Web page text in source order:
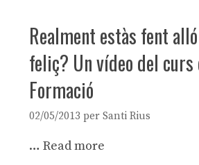
Realment estàs fent
feliç? Un vídeo del curs
Formació
02/05/2013 per Santi Rius
… Read more